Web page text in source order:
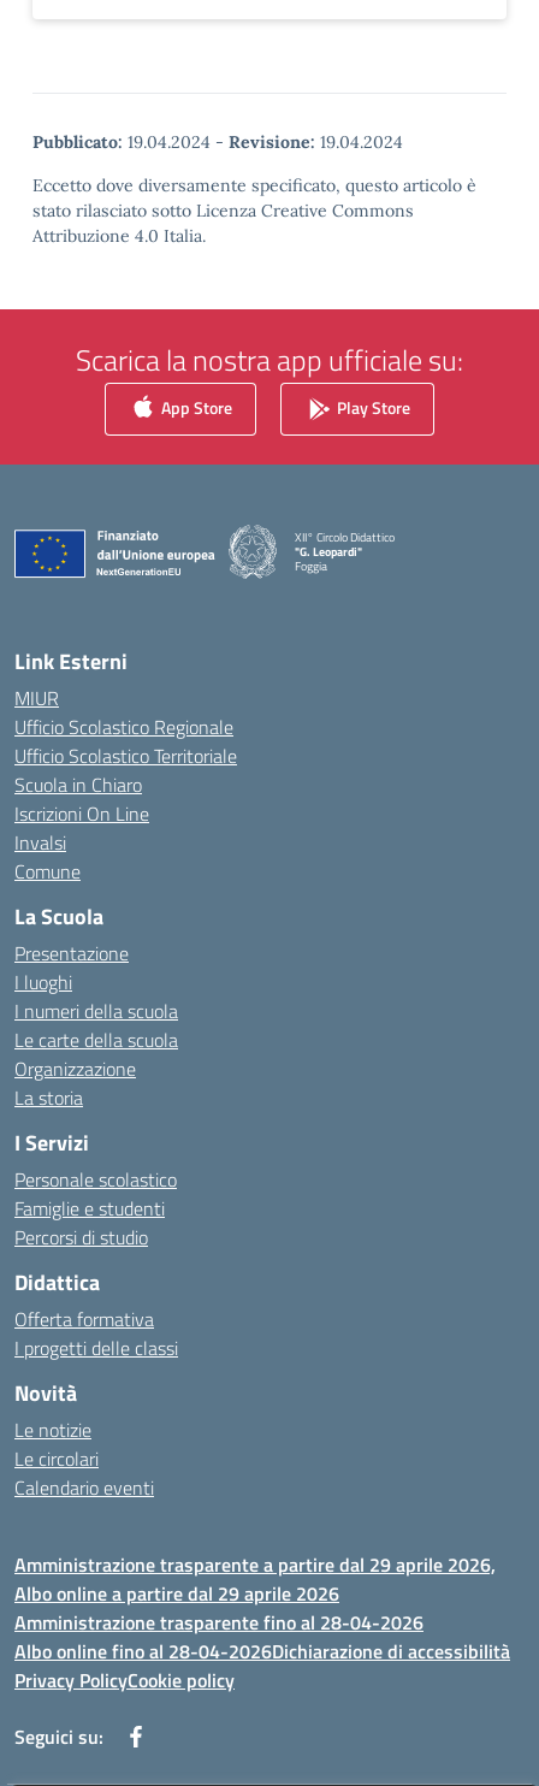
Pubblicato: 19.04.2024 - Revisione: 19.04.2024
Eccetto dove diversamente specificato, questo articolo è
stato rilasciato sotto Licenza Creative Commons
Attribuzione 4.0 Italia.
Scarica la nostra app ufficiale su:
App Store Play Store
XII° Circolo Didattico
"G. Leopardi"
Foggia
— Visita la pagina iniziale della scuola
Link Esterni
MIUR
Ufficio Scolastico Regionale
Ufficio Scolastico Territoriale
Scuola in Chiaro
Iscrizioni On Line
Invalsi
Comune
La Scuola
Presentazione
I luoghi
I numeri della scuola
Le carte della scuola
Organizzazione
La storia
I Servizi
Personale scolastico
Famiglie e studenti
Percorsi di studio
Didattica
Offerta formativa
I progetti delle classi
Novità
Le notizie
Le circolari
Calendario eventi
Amministrazione trasparente a partire dal 29 aprile 2026,
Albo online a partire dal 29 aprile 2026
Amministrazione trasparente fino al 28-04-2026
Albo online fino al 28-04-2026Dichiarazione di accessibilità
Privacy PolicyCookie policy
Seguici su: